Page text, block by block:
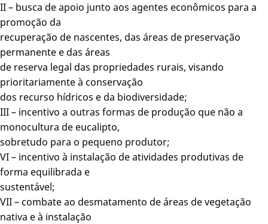
II – busca de apoio junto aos agentes econômicos para a
promoção da
recuperação de nascentes, das áreas de preservação
permanente e das áreas
de reserva legal das propriedades rurais, visando
prioritariamente à conservação
dos recurso hídricos e da biodiversidade;
III – incentivo a outras formas de produção que não a
monocultura de eucalipto,
sobretudo para o pequeno produtor;
VI – incentivo à instalação de atividades produtivas de
forma equilibrada e
sustentável;
VII – combate ao desmatamento de áreas de vegetação
nativa e à instalação